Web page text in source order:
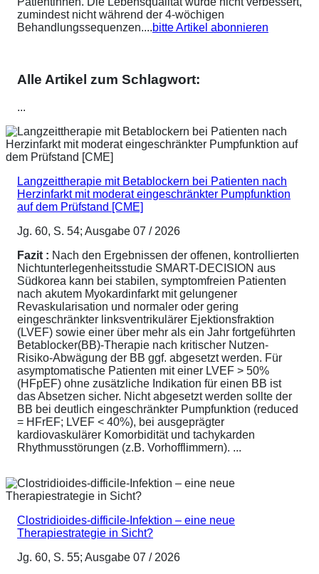
zumindest nicht während der 4-wöchigen
Behandlungssequenzen....bitte Artikel abonnieren
Alle Artikel zum Schlagwort:
...
Langzeittherapie mit Betablockern bei Patienten nach
Herzinfarkt mit moderat eingeschränkter Pumpfunktion
auf dem Prüfstand [CME]
Jg. 60, S. 54; Ausgabe 07 / 2026
Fazit : Nach den Ergebnissen der offenen, kontrollierten
Nichtunterlegenheitsstudie SMART-DECISION aus
Südkorea kann bei stabilen, symptomfreien Patienten
nach akutem Myokardinfarkt mit gelungener
Revaskularisation und normaler oder gering
eingeschränkter linksventrikulärer Ejektionsfraktion
(LVEF) sowie einer über mehr als ein Jahr fortgeführten
Betablocker(BB)-Therapie nach kritischer Nutzen-
Risiko-Abwägung der BB ggf. abgesetzt werden. Für
asymptomatische Patienten mit einer LVEF > 50%
(HFpEF) ohne zusätzliche Indikation für einen BB ist
das Absetzen sicher. Nicht abgesetzt werden sollte der
BB bei deutlich eingeschränkter Pumpfunktion (reduced
= HFrEF; LVEF < 40%), bei ausgeprägter
kardiovaskulärer Komorbidität und tachykarden
Rhythmusstörungen (z.B. Vorhofflimmern). ...
Clostridioides-difficile-Infektion – eine neue
Therapiestrategie in Sicht?
Jg. 60, S. 55; Ausgabe 07 / 2026